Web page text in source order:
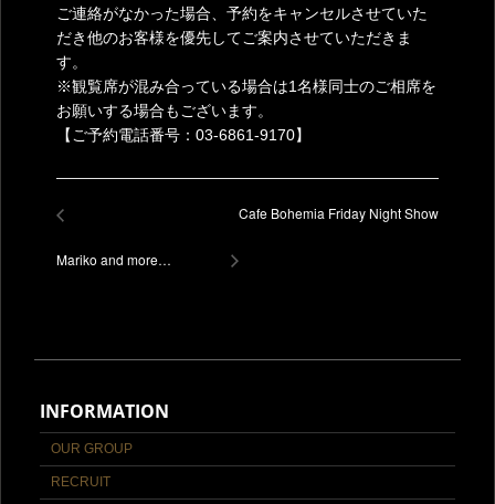
ご連絡がなかった場合、予約をキャンセルさせていた
だき他のお客様を優先してご案内させていただきま
す。
※観覧席が混み合っている場合は1名様同士のご相席を
お願いする場合もございます。
【ご予約電話番号：03-6861-9170】
Mariko and more…
Cafe Bohemia Friday Night Show
INFORMATION
OUR GROUP
RECRUIT